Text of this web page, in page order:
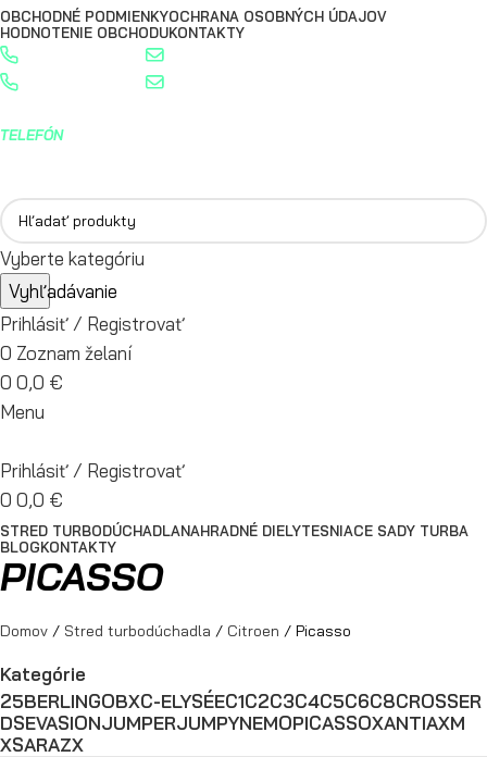
OBCHODNÉ PODMIENKYOCHRANA OSOBNÝCH ÚDAJOV
HODNOTENIE OBCHODUKONTAKTY
0904 400 399
0904 400 399
TELEFÓN
Vyberte kategóriu
Vyhľadávanie
Prihlásiť / Registrovať
0 Zoznam želaní
0 0,0 €
Menu
Prihlásiť / Registrovať
0 0,0 €
STRED TURBODÚCHADLANAHRADNÉ DIELYTESNIACE SADY TURBA
BLOGKONTAKTY
PICASSO
Domov Stred turbodúchadla Citroen Picasso
Kategórie
25BERLINGOBXC-ELYSÉEC1C2C3C4C5C6C8CROSSER
DSEVASIONJUMPERJUMPYNEMOPICASSOXANTIAXM
XSARAZX